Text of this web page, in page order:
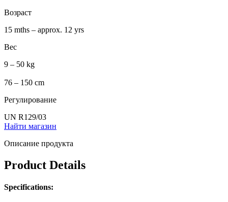
Возраст
15 mths – approx. 12 yrs
Вес
9 – 50 kg
76 – 150 cm
Регулирование
UN R129/03
Найти магазин
Описание продукта
Product Details
Specifications: